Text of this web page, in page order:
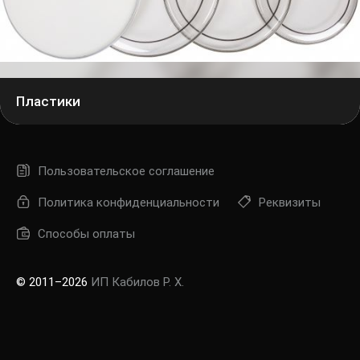
Пластики
Пользовательское соглашение
Политика конфиденциальности Реквизиты
Способы оплаты
© 2011–2026 ИП Кабилов Р. Х.